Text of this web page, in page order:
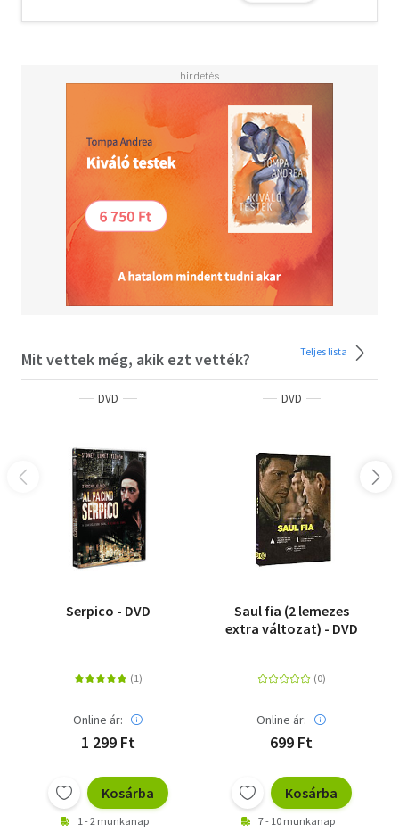
Mit vettek még, akik ezt vették? Teljes lista
DVD
Serpico - DVD
Online ár:
1 299 Ft
Kosárba
1 - 2 munkanap
DVD
Saul fia (2 lemezes
extra változat) - DVD
Online ár:
699 Ft
Kosárba
7 - 10 munkanap